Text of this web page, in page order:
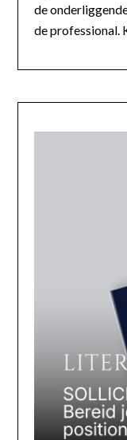
de
de professional.